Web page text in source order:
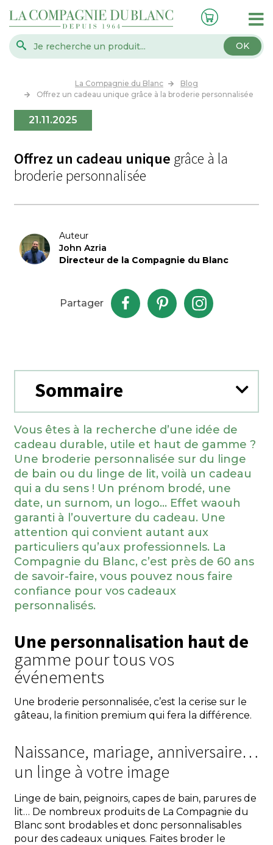
OK
La Compagnie du Blanc
Blog
Offrez un cadeau unique grâce à la broderie personnalisée
21.11.2025
Offrez un cadeau unique grâce à la
broderie personnalisée
Auteur
John Azria
Directeur de la Compagnie du Blanc
Partager
Sommaire
Vous êtes à la recherche d’une idée de
cadeau durable, utile et haut de gamme ?
Une broderie personnalisée sur du linge
de bain ou du linge de lit, voilà un cadeau
qui a du sens ! Un prénom brodé, une
date, un surnom, un logo… Effet waouh
garanti à l’ouverture du cadeau. Une
attention qui convient autant aux
particuliers qu’aux professionnels. La
Compagnie du Blanc, c’est près de 60 ans
de savoir-faire, vous pouvez nous faire
confiance pour vos cadeaux
personnalisés.
Une personnalisation haut de
gamme pour tous vos
événements
Une broderie personnalisée, c’est la cerise sur le
gâteau, la finition premium qui fera la différence.
Naissance, mariage, anniversaire…
un linge à votre image
Linge de bain, peignoirs, capes de bain, parures de
lit… De nombreux produits de La Compagnie du
Blanc sont brodables et donc personnalisables
pour des cadeaux uniques. Faites broder le